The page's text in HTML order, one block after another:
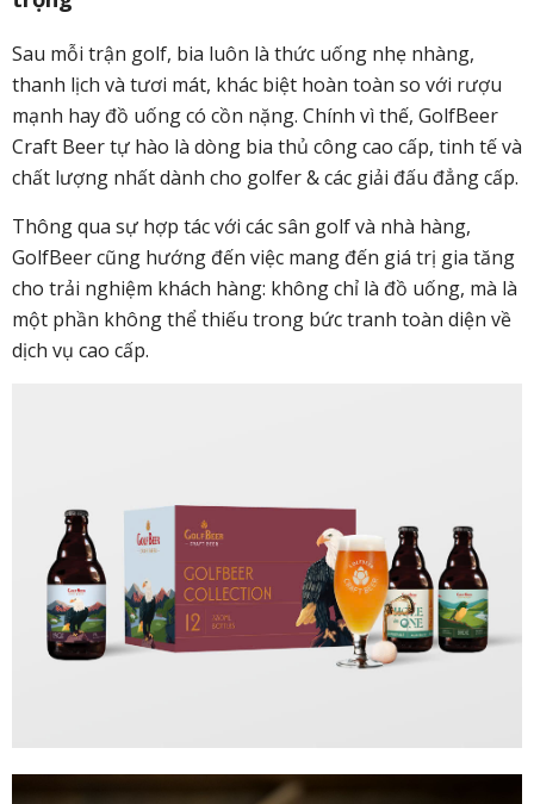
Sau mỗi trận golf, bia luôn là thức uống nhẹ nhàng,
thanh lịch và tươi mát, khác biệt hoàn toàn so với rượu
mạnh hay đồ uống có cồn nặng. Chính vì thế, GolfBeer
Craft Beer tự hào là dòng bia thủ công cao cấp, tinh tế và
chất lượng nhất dành cho golfer & các giải đấu đẳng cấp.
Thông qua sự hợp tác với các sân golf và nhà hàng,
GolfBeer cũng hướng đến việc mang đến giá trị gia tăng
cho trải nghiệm khách hàng: không chỉ là đồ uống, mà là
một phần không thể thiếu trong bức tranh toàn diện về
dịch vụ cao cấp.